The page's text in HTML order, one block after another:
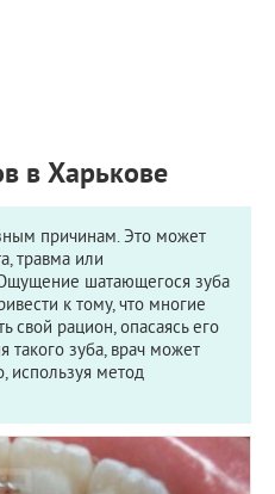
в Харькове
причинам. Это может
травма или
шатающегося зуба
к тому, что многие
свой рацион, опасаясь его
такого зуба, врач может
используя метод